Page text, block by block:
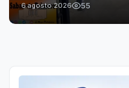
6 agosto 2026 55